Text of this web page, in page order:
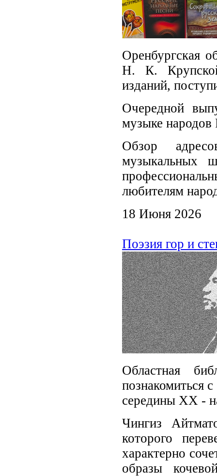
Оренбургская
Н. К.
изданий,
Очередной
музыке народов
Обзор
музыкальных
любителям
18 Июня 2026
Поэзия гор и
Областная
познакомиться
середины XX -
Чингиз
которого
характерно
образы